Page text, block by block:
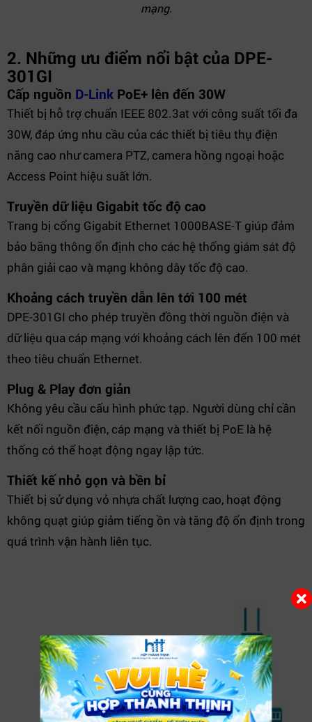
mạng.
2. Những ưu điểm nổi bật của DPE-
301GI
Cấp nguồn D-Link PoE+ lên đến 30W
Thiết bị hỗ trợ chuẩn IEEE 802.3at với công suất tối đa
30W, đáp ứng nhu cầu của các thiết bị tiêu thụ điện
năng cao như camera PTZ, camera hồng ngoại hoặc
Access Point hiệu suất lớn.
Truyền dữ liệu Gigabit tốc độ cao
Trang bị cổng Gigabit Ethernet 1000BASE-T giúp đảm
bảo băng thông ổn định cho các hệ thống giám sát độ
phân giải cao và mạng không dây tốc độ cao.
Khoảng cách truyền dẫn lên tới 100 mét
DPE-301GI cho phép truyền đồng thời nguồn điện và
dữ liệu qua cáp mạng với khoảng cách lên đến 100 mét
theo tiêu chuẩn Ethernet.
Plug & Play đơn giản
Không yêu cầu cấu hình phức tạp. Người dùng chỉ cần
kết nối nguồn điện, cáp mạng và thiết bị PoE là hệ
thống có thể hoạt động ngay lập tức.
Thiết kế nhỏ gọn và bền bỉ
Thiết bị sử dụng vỏ nhựa chất lượng cao, hoạt động
không quạt giúp giảm tiếng ồn và tăng độ ổn định trong
quá trình vận hành liên tục.